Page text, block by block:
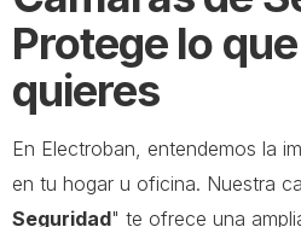
Protege lo
quieres
En Electroban, entendemos la
en tu hogar u oficina. Nuestra
Seguridad" te ofrece una